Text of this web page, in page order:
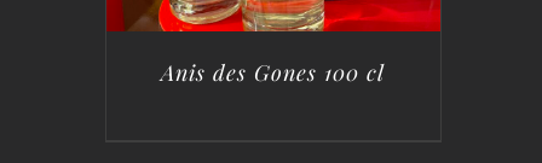
Anis des Gones 100 cl